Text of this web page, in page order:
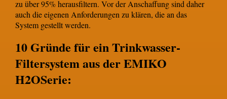
zu über 95% herausfiltern. Vor der Anschaffung sind daher
auch die eigenen Anforderungen zu klären, die an das
System gestellt werden.
10 Gründe für ein Trinkwasser-
Filtersystem aus der EMIKO
H2OSerie: